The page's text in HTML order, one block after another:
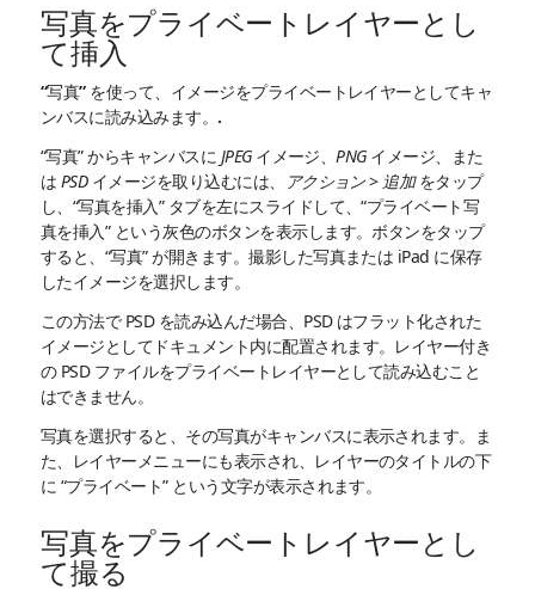
写真をプライベートレイヤーとし
て挿入
“写真” を使って、イメージをプライベートレイヤーとしてキャ
ンバスに読み込みます。.
“写真” からキャンバスに JPEGイメージ、PNGイメージ、また
は PSDイメージを取り込むには、 アクション> 追加をタップ
し、“写真を挿入” タブを左にスライドして、“プライベート写
真を挿入” という灰色のボタンを表示します。ボタンをタップ
すると、“写真” が開きます。撮影した写真または iPad に保存
したイメージを選択します。
この方法で PSD を読み込んだ場合、PSD はフラット化された
イメージとしてドキュメント内に配置されます。レイヤー付き
の PSD ファイルをプライベートレイヤーとして読み込むこと
はできません。
写真を選択すると、その写真がキャンバスに表示されます。ま
た、レイヤーメニューにも表示され、レイヤーのタイトルの下
に “プライベート” という文字が表示されます。
写真をプライベートレイヤーとし
て撮る